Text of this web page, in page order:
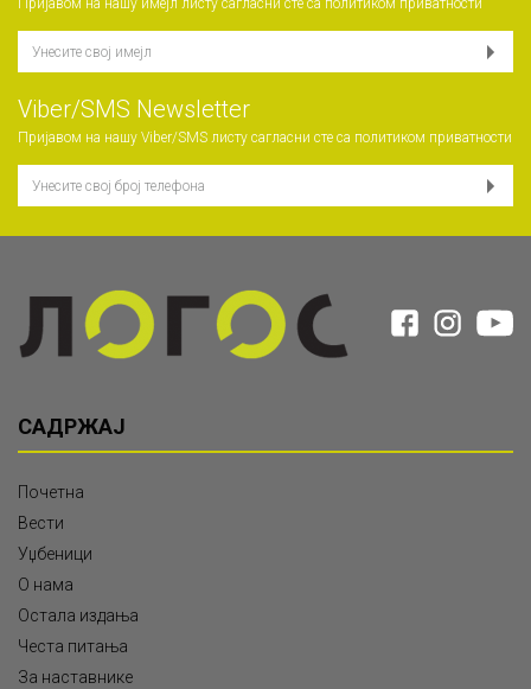
Пријавом на нашу имејл листу сагласни сте са политиком приватности
Viber/SMS Newsletter
Пријавом на нашу Viber/SMS листу сагласни сте са политиком приватности
САДРЖАЈ
Почетна
Вести
Уџбеници
О нама
Остала издања
Честа питања
За наставнике